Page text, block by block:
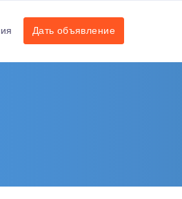
Дать объявление